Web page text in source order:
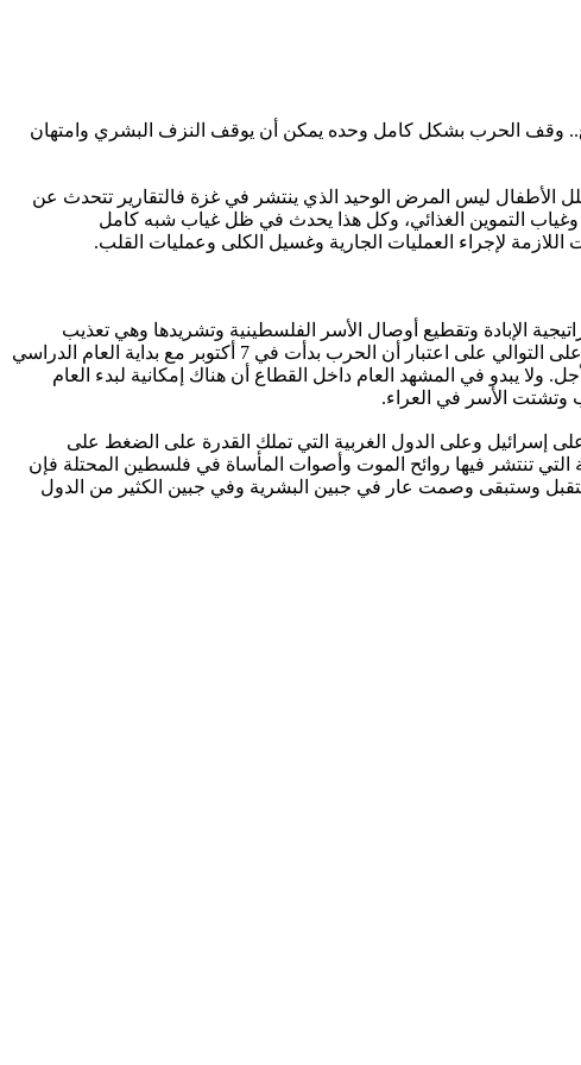
وقف الحرب بشكل كامل وحده يمكن أن يوقف النزف البشري وامتهان
أخرى. لكن شلل الأطفال ليس المرض الوحيد الذي ينتشر في غزة فالتقارير تتحدث عن
وغياب التموين الغذائي، وكل هذا يحدث في ظل غياب شبه كامل
لإجراء العمليات الجارية وغسيل الكلى وعمليات القلب.
الإبادة وتقطيع أوصال الأسر الفلسطينية وتشريدها وهي تعذيب
حقيقي للمدنيين وللنساء والأطفال بشكل خاص. ناهيك أن الأسر تحمل الكثير من هموم أطفالهم الذين انقطعوا عن التعليم للعام الثاني على التوالي على اعتبار أن الحرب بدأت في 7 أكتوبر مع بداية العام الدراسي
ولا يبدو في المشهد العام داخل القطاع أن هناك إمكانية لبدء العام
الأسر في العراء.
إسرائيل وعلى الدول الغربية التي تملك القدرة على الضغط على
التي تنتشر فيها روائح الموت وأصوات المأساة في فلسطين المحتلة فإن
وستبقى وصمت عار في جبين البشرية وفي جبين الكثير من الدول